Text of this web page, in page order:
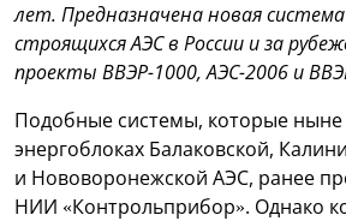
лет. Предназначена новая
строящихся АЭС в России и за
проекты ВВЭР-1000, АЭС-2006 и
Подобные системы, которые ныне
энергоблоках Балаковской,
и Нововоронежской АЭС, ранее
НИИ «Контрольприбор». Однако